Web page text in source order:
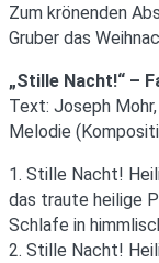
Zum krönenden
Gruber das
„Stille Nacht!“ –
Text: Joseph
Melodie
1. Stille Nacht!
das traute heilige
Schlafe in
2. Stille Nacht!